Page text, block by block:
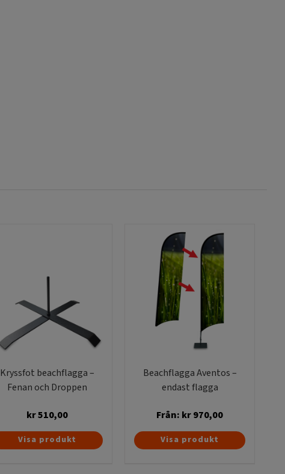
Kryssfot beachflagga –
Fenan och Droppen
kr510,00
Visa produkt
Beachflagga Aventos –
endast flagga
Från: kr970,00
Den
här
Visa produkt